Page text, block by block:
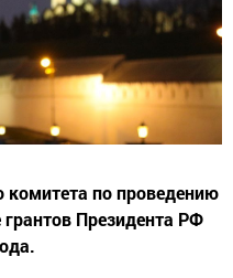
комитета по проведению
грантов Президента РФ